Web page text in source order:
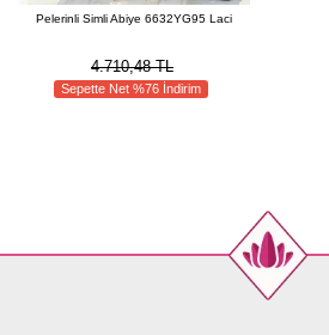
Pelerinli Simli Abiye 6632YG95 Laci
4.710,48 TL
Sepette Net %76 İndirim